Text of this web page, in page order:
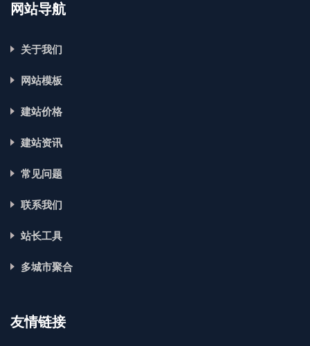
网站导航
关于我们
网站模板
建站价格
建站资讯
常见问题
联系我们
站长工具
多城市聚合
友情链接